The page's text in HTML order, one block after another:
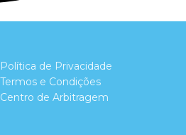
Política de Privacidade
Termos e Condições
Centro de Arbitragem